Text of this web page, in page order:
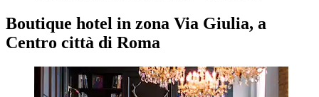
Boutique hotel in zona Via Giulia, a
Centro città di Roma